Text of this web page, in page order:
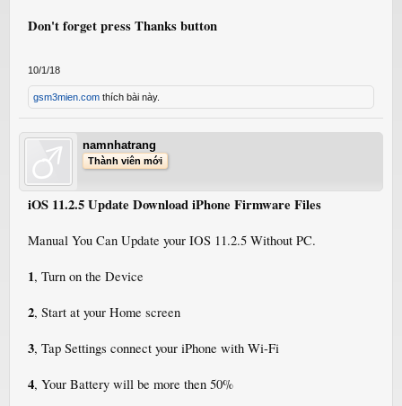
Don't forget press Thanks button
10/1/18
gsm3mien.com thích bài này.
namnhatrang
Thành viên mới
iOS 11.2.5 Update Download iPhone Firmware Files
Manual You Can Update your IOS 11.2.5 Without PC.
1, Turn on the Device
2, Start at your Home screen
3, Tap Settings connect your iPhone with Wi-Fi
4, Your Battery will be more then 50%